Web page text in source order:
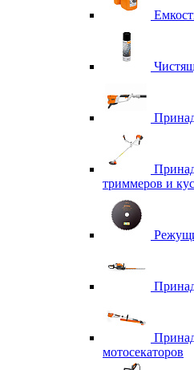
триммеров и
мотосекаторов